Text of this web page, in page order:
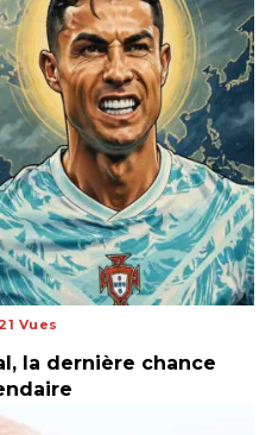
21 Vues
la dernière chance